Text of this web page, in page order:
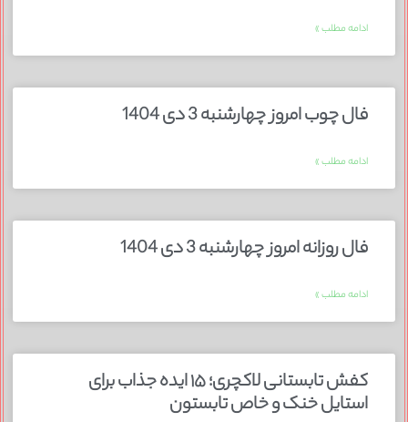
ادامه مطلب »
فال چوب امروز چهارشنبه 3 دی 1404
ادامه مطلب »
فال روزانه امروز چهارشنبه 3 دی 1404
ادامه مطلب »
کفش تابستانی لاکچری؛ ۱۵ ایده‌ جذاب برای
استایل خنک و خاص تابستون